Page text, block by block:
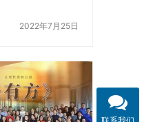
2022年7月25日